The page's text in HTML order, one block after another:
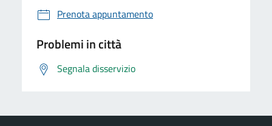
Prenota appuntamento
Problemi in città
Segnala disservizio